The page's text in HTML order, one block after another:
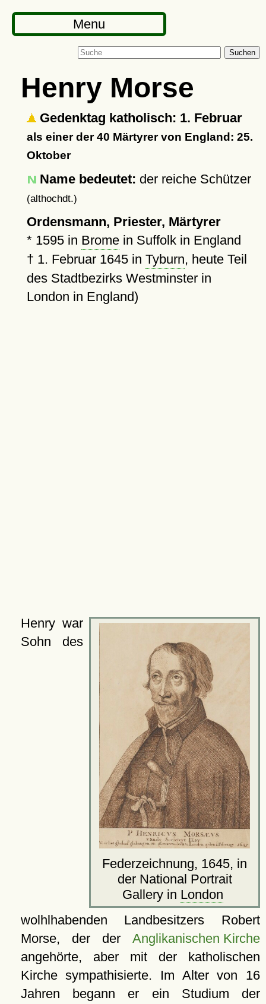
Menu
Suchen
Henry Morse
Gedenktag katholisch: 1. Februar
als einer der 40 Märtyrer von England: 25.
Oktober
Name bedeutet: der reiche Schützer
(althochdt.)
Ordensmann, Priester, Märtyrer
* 1595in Bromein Suffolk in England
† 1. Februar 1645in Tyburn, heute Teil
des Stadtbezirks Westminster in
London in England)
Federzeichnung, 1645, in
der National Portrait
Gallery in London
Henry war
Sohn des
wolhlhabenden Landbesitzers Robert
Morse, der der Anglikanischen Kirche
angehörte, aber mit der katholischen
Kirche sympathisierte. Im Alter von 16
Jahren begann er ein Studium der